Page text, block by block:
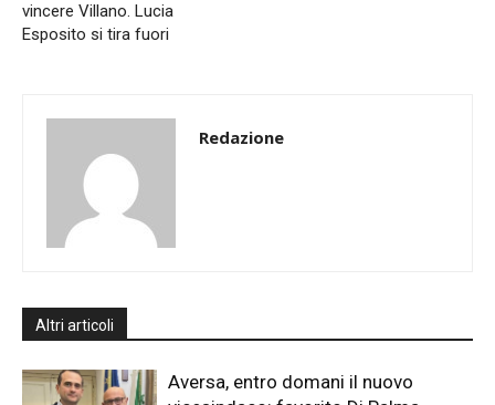
vincere Villano. Lucia
Esposito si tira fuori
Redazione
Altri articoli
Aversa, entro domani il nuovo